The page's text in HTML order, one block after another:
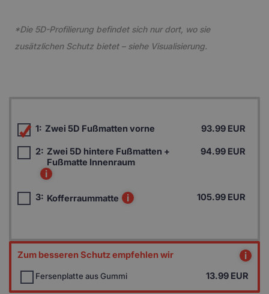
*Die 5D-Profilierung befindet sich nur dort, wo sie
zusätzlichen Schutz bietet – siehe Visualisierung.
1: Zwei 5D Fußmatten vorne 93.99 EUR
2: Zwei 5D hintere Fußmatten +
Fußmatte Innenraum
i
94.99 EUR
3: Kofferraummatte i 105.99 EUR
Zum besseren Schutz empfehlen wir i
Fersenplatte aus Gummi 13.99 EUR